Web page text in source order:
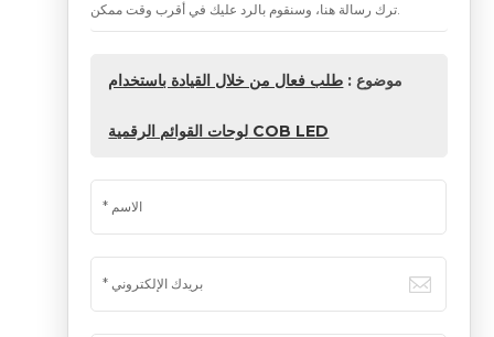
ترك رسالة هنا، وسنقوم بالرد عليك في أقرب وقت ممكن.
موضوع : طلب فعال من خلال القيادة باستخدام
لوحات القوائم الرقمية COB LED